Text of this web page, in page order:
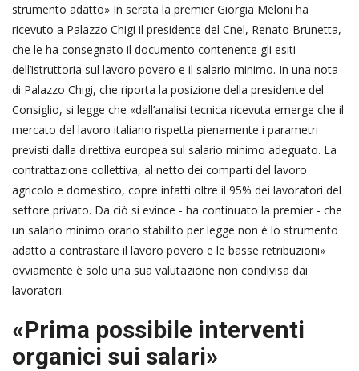
strumento adatto» In serata la premier Giorgia Meloni ha
ricevuto a Palazzo Chigi il presidente del Cnel, Renato Brunetta,
che le ha consegnato il documento contenente gli esiti
dell’istruttoria sul lavoro povero e il salario minimo. In una nota
di Palazzo Chigi, che riporta la posizione della presidente del
Consiglio, si legge che «dall’analisi tecnica ricevuta emerge che il
mercato del lavoro italiano rispetta pienamente i parametri
previsti dalla direttiva europea sul salario minimo adeguato. La
contrattazione collettiva, al netto dei comparti del lavoro
agricolo e domestico, copre infatti oltre il 95% dei lavoratori del
settore privato. Da ciò si evince - ha continuato la premier - che
un salario minimo orario stabilito per legge non è lo strumento
adatto a contrastare il lavoro povero e le basse retribuzioni»
ovviamente è solo una sua valutazione non condivisa dai
lavoratori.
«Prima possibile interventi
organici sui salari»